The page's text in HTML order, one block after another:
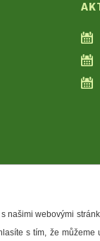
webovými
s tím, že